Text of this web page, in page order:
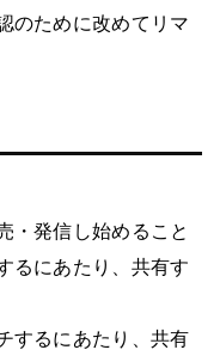
のために改めてリマ
・発信し始めること
るにあたり、共有す
するにあたり、共有